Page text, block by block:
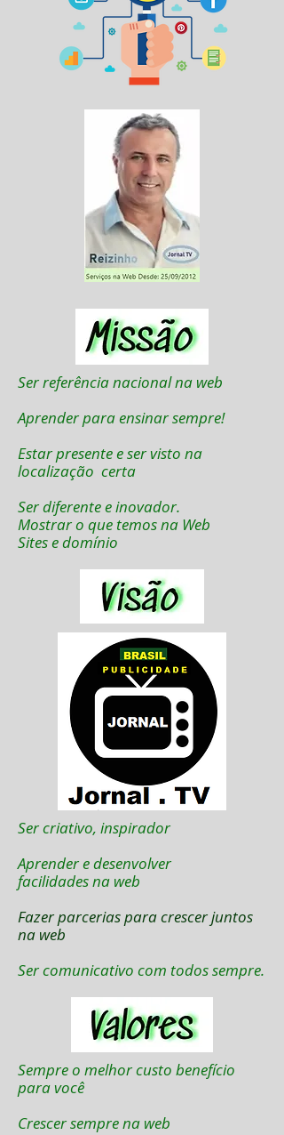
Ser referência nacional na web
Aprender para ensinar sempre!
Estar presente e ser visto na
localização certa
Ser diferente e inovador.
Mostrar o que temos na Web
Sites e domínio
Ser criativo, inspirador
Aprender e desenvolver
facilidades na web
Fazer parcerias para crescer juntos
na web
Ser comunicativo com todos sempre.
Sempre o melhor custo benefício
para você
Crescer sempre na web